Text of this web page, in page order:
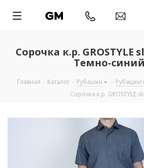
Сорочка к.р. GROSTYLE
Темно-синий
Главная - Каталог - Рубашки - Рубашки
Сорочка к.р. GROSTYLE